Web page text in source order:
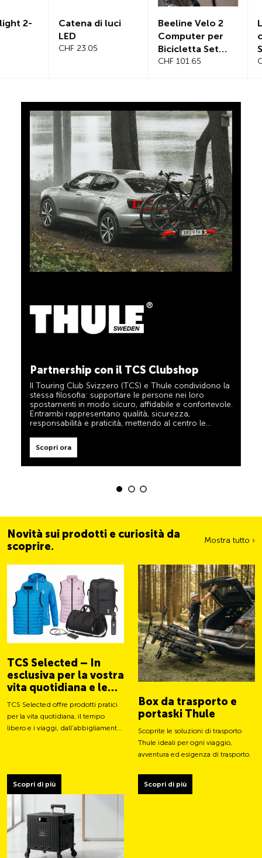
Catena di luci
Beeline Velo 2
Computer per
Bicicletta Set
Completo
CHF 101.65
catena,
SWIFT
stessa filosofia: supportare le persone nei loro
spostamenti in modo sicuro, affidabile e confortevole.
responsabilità e praticità, mettendo al centro le
esigenze dei viaggiatori e delle famiglie attive.
Scopri ora
5% di cashback
riceverete automaticamente un cashback del 5%. La
TCS Member Mastercard è allo stesso tempo carta
socio, carta di pagamento e carta vantaggi, ed è
gratuita a tempo indeterminato per i soci TCS.
un aiuto affidabile e pratico durante ogni spostamento.
Tali prodotti sono facilmente riconoscibili nel negozio
Scopri ora
Novità sui prodotti e curiosità da
scoprire.
Mostra tutto ›
TCS Selected – In
esclusiva per la vostra
vita quotidiana e le
vostre avventure
TCS Selected offre prodotti pratici
per la vita quotidiana, il tempo
libero e i viaggi, dall’abbigliamento
Scopri di più
Box da trasporto e
portaski Thule
Scoprite le soluzioni di trasporto
Thule ideali per ogni viaggio,
avventura ed esigenza di trasporto.
Scopri di più